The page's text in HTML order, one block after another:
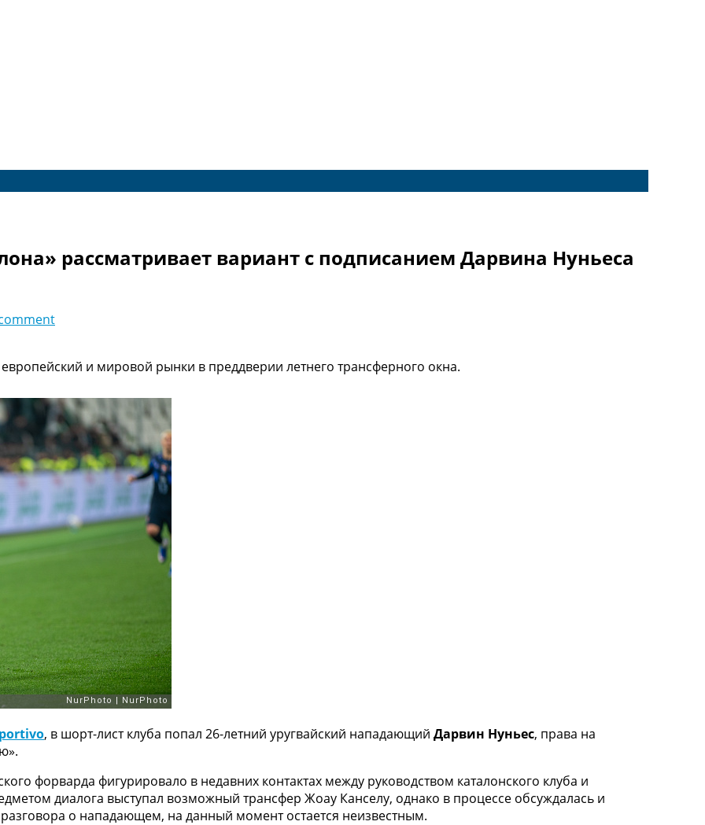
рассматривает вариант с подписанием Дарвина Нуньеса
и мировой рынки в преддверии летнего трансферного окна.
, в шорт-лист клуба попал 26-летний уругвайский нападающий Дарвин Нуньес, права на
форварда фигурировало в недавних контактах между руководством каталонского клуба и
диалога выступал возможный трансфер Жоау Канселу, однако в процессе обсуждалась и
о нападающем, на данный момент остается неизвестным.